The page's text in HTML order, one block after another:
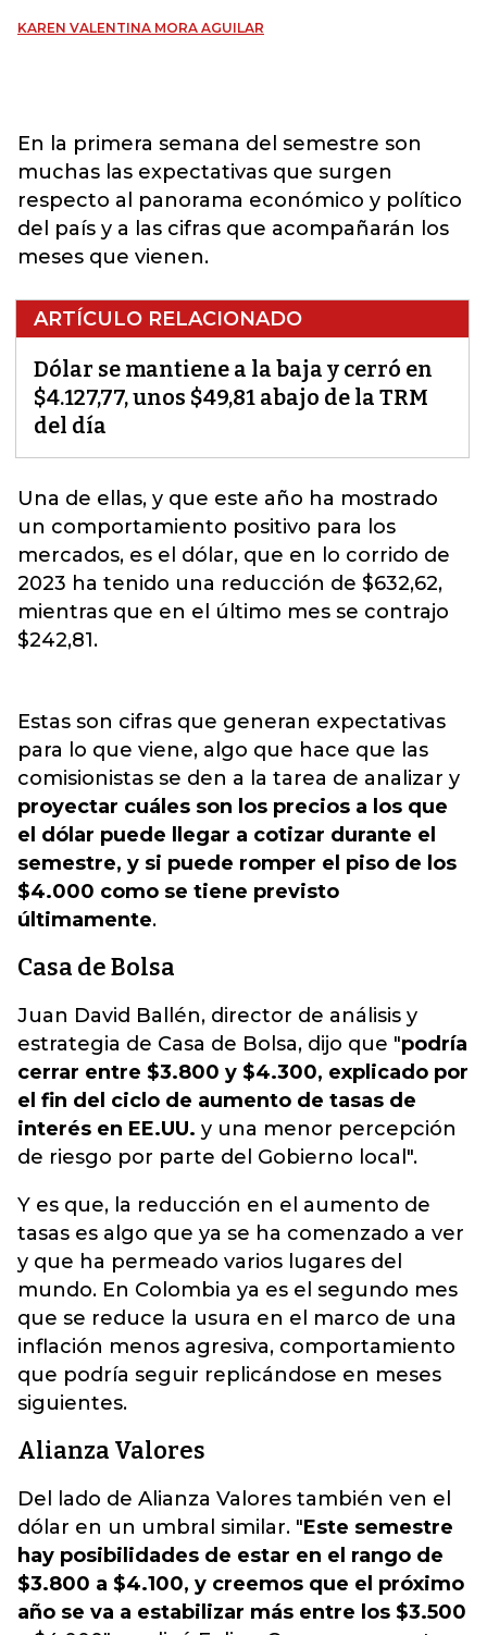
KAREN VALENTINA MORA AGUILAR
En la primera semana del semestre son
muchas las expectativas que surgen
respecto al panorama económico y político
del país y a las cifras que acompañarán los
meses que vienen.
ARTÍCULO RELACIONADO
Dólar se mantiene a la baja y cerró en
$4.127,77, unos $49,81 abajo de la TRM
del día
Una de ellas, y que este año ha mostrado
un comportamiento positivo para los
mercados, es el dólar, que en lo corrido de
2023 ha tenido una reducción de $632,62,
mientras que en el último mes se contrajo
$242,81.
Estas son cifras que generan expectativas
para lo que viene, algo que hace que las
comisionistas se den a la tarea de analizar y
proyectar cuáles son los precios a los que
el dólar puede llegar a cotizar durante el
semestre, y si puede romper el piso de los
$4.000 como se tiene previsto
últimamente.
Casa de Bolsa
Juan David Ballén, director de análisis y
estrategia de Casa de Bolsa, dijo que "podría
cerrar entre $3.800 y $4.300, explicado por
el fin del ciclo de aumento de tasas de
interés en EE.UU. y una menor percepción
de riesgo por parte del Gobierno local".
Y es que, la reducción en el aumento de
tasas es algo que ya se ha comenzado a ver
y que ha permeado varios lugares del
mundo. En Colombia ya es el segundo mes
que se reduce la usura en el marco de una
inflación menos agresiva, comportamiento
que podría seguir replicándose en meses
siguientes.
Alianza Valores
Del lado de Alianza Valores también ven el
dólar en un umbral similar. "Este semestre
hay posibilidades de estar en el rango de
$3.800 a $4.100, y creemos que el próximo
año se va a estabilizar más entre los $3.500